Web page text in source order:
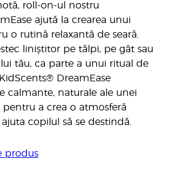
roll-on-ul nostru
ajută la crearea unui
o rutină relaxantă de seară.
liniștitor pe tălpi, pe gât sau
tău, ca parte a unui ritual de
DreamEase
calmante, naturale ale unei
a crea o atmosferă
copilul să se destindă.
produs